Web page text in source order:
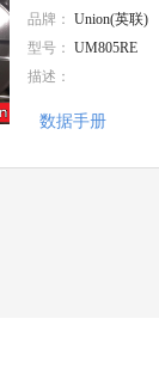
品牌： Union(英联)
型号： UM805RE
描述：
数据手册